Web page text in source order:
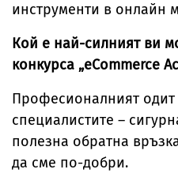
инструменти в онлайн
Кой е най-силният ви
конкурса „eCommerce
Професионалният одит
специалистите –
полезна обратна
да сме по-добри.